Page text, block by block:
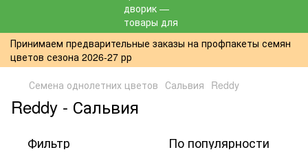
Принимаем предварительные заказы на профпакеты семян
цветов сезона 2026-27 рр
Семена однолетних цветов Сальвия Reddy
Reddy - Сальвия
Фильтр По популярности